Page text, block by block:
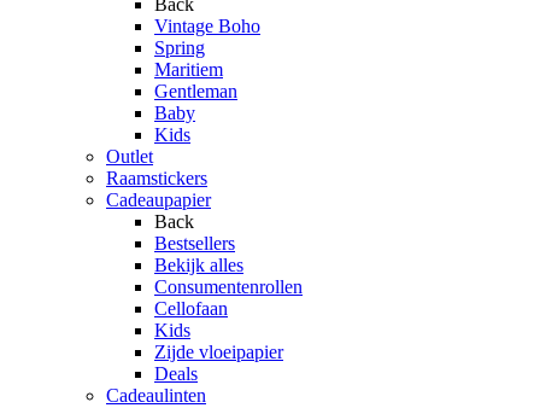
Back
Vintage Boho
Spring
Maritiem
Gentleman
Baby
Kids
Outlet
Raamstickers
Cadeaupapier
Back
Bestsellers
Bekijk alles
Consumentenrollen
Cellofaan
Kids
Zijde vloeipapier
Deals
Cadeaulinten